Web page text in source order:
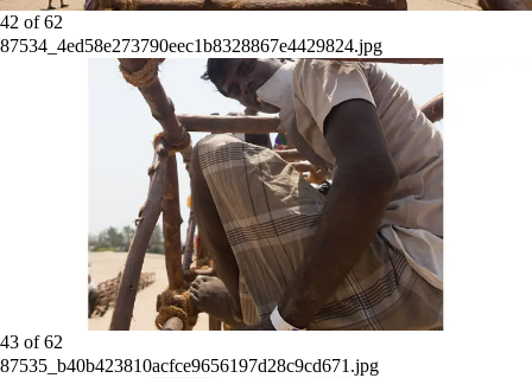
42 of62
87534_4ed58e273790eec1b8328867e4429824.jpg
43 of62
87535_b40b423810acfce9656197d28c9cd671.jpg